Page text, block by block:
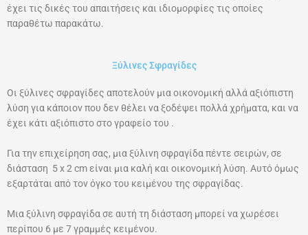
έχει τις δικές του απαιτήσεις και ιδιομορφίες τις οποίες
παραθέτω παρακάτω.
Ξύλινες Σφραγίδες
Οι ξύλινες σφραγίδες αποτελούν μια οικονομική αλλά αξιόπιστη
λύση για κάποιον που δεν θέλει να ξοδέψει πολλά χρήματα, και να
έχει κάτι αξιόπιστο στο γραφείο του .
Για την επιχείρηση σας, μια ξύλινη σφραγίδα πέντε σειρών, σε
διάσταση 5 x 2 cm είναι μια καλή και οικονομική λύση. Αυτό όμως
εξαρτάται από τον όγκο του κειμένου της σφραγίδας.
Μια ξύλινη σφραγίδα σε αυτή τη διάσταση μπορεί να χωρέσει
περίπου 6 με 7 γραμμές κειμένου.